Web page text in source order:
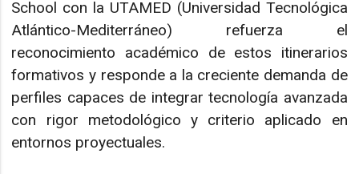
School con la UTAMED (Universidad Tecnológica
Atlántico-Mediterráneo) refuerza el
reconocimiento académico de estos itinerarios
formativos y responde a la creciente demanda de
perfiles capaces de integrar tecnología avanzada
con rigor metodológico y criterio aplicado en
entornos proyectuales.